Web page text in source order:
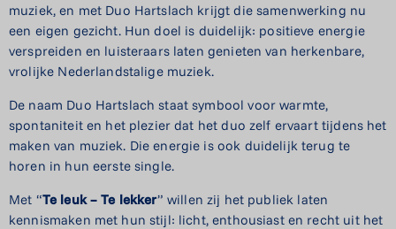
muziek, en met Duo Hartslach krijgt die samenwerking nu
een eigen gezicht. Hun doel is duidelijk: positieve energie
verspreiden en luisteraars laten genieten van herkenbare,
vrolijke Nederlandstalige muziek.
De naam Duo Hartslach staat symbool voor warmte,
spontaniteit en het plezier dat het duo zelf ervaart tijdens het
maken van muziek. Die energie is ook duidelijk terug te
horen in hun eerste single.
Met “Te leuk – Te lekker” willen zij het publiek laten
kennismaken met hun stijl: licht, enthousiast en recht uit het